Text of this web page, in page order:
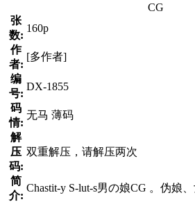
CG
张
数:
160p
作
者:
[多作者]
编
号:
DX-1855
码
情:
无马 薄码
解
压
码:
双重解压，请解压两次
简
介:
Chastit-y S-lut-s男の娘CG 。伪娘